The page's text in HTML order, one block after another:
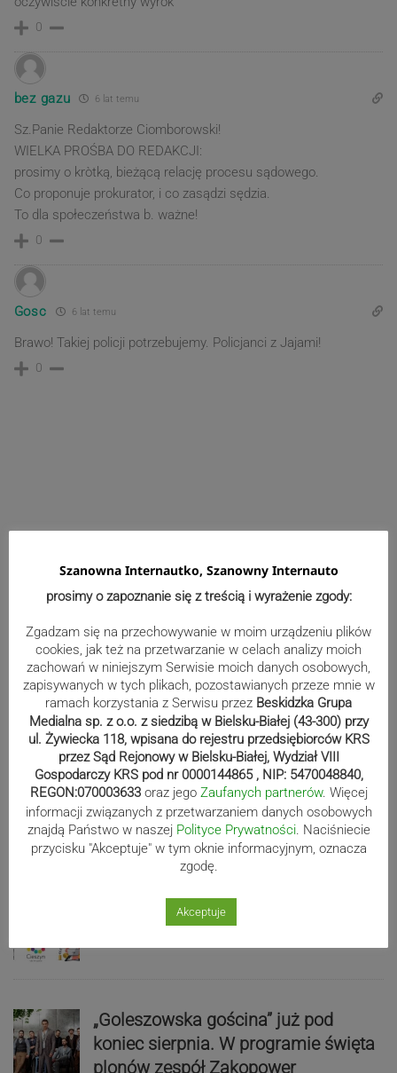
0
bez gazu 6 lat temu
Sz.Panie Redaktorze Ciomborowski!
WIELKA PROŚBA DO REDAKCJI:
prosimy o kròtką, bieżącą relację procesu sądowego.
Co proponuje prokurator, i co zasądzi sędzia.
To dla społeczeństwa b. ważne!
0
Gosc 6 lat temu
Brawo! Takiej policji potrzebujemy. Policjanci z Jajami!
0
Wydarzenia
Wodny apel. Tym razem z gminy
Zembrzyce
Cieszyn: Rusza Budżet Obywatelski
„Goleszowska gościna” już pod
koniec sierpnia. W programie święta
plonów zespół Zakopower
Szanowna Internautko, Szanowny Internauto
prosimy o zapoznanie się z treścią i wyrażenie zgody:
Zgadzam się na przechowywanie w moim urządzeniu plików
cookies, jak też na przetwarzanie w celach analizy moich
zachowań w niniejszym Serwisie moich danych osobowych,
zapisywanych w tych plikach, pozostawianych przeze mnie w
ramach korzystania z Serwisu przez Beskidzka Grupa
Medialna sp. z o.o. z siedzibą w Bielsku-Białej (43-300) przy
ul. Żywiecka 118, wpisana do rejestru przedsiębiorców KRS
przez Sąd Rejonowy w Bielsku-Białej, Wydział VIII
Gospodarczy KRS pod nr 0000144865 , NIP: 5470048840,
REGON:070003633 oraz jego Zaufanych partnerów. Więcej
informacji związanych z przetwarzaniem danych osobowych
znajdą Państwo w naszej Polityce Prywatności. Naciśniecie
przycisku "Akceptuje" w tym oknie informacyjnym, oznacza
zgodę.
Akceptuje